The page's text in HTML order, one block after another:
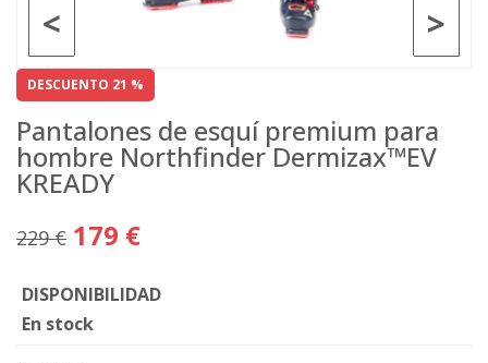
>
<
DESCUENTO 21 %
Pantalones de esquí premium para
hombre Northfinder Dermizax™EV
KREADY
229 € 179 €
DISPONIBILIDAD
En stock